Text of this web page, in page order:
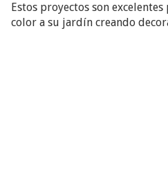
Estos proyectos son
color a su jardín creando